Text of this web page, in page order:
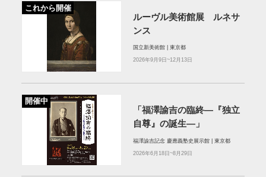
これから開催
ルーヴル美術館展 ルネサ
ンス
国立新美術館 | 東京都
2026年9月9日~12月13日
開催中
「福澤諭吉の臨終―『独立
自尊』の誕生―」
福澤諭吉記念 慶應義塾史展示館 | 東京都
2026年6月18日~8月29日